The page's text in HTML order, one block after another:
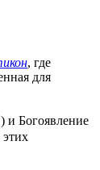
, где
для
) и Богоявление